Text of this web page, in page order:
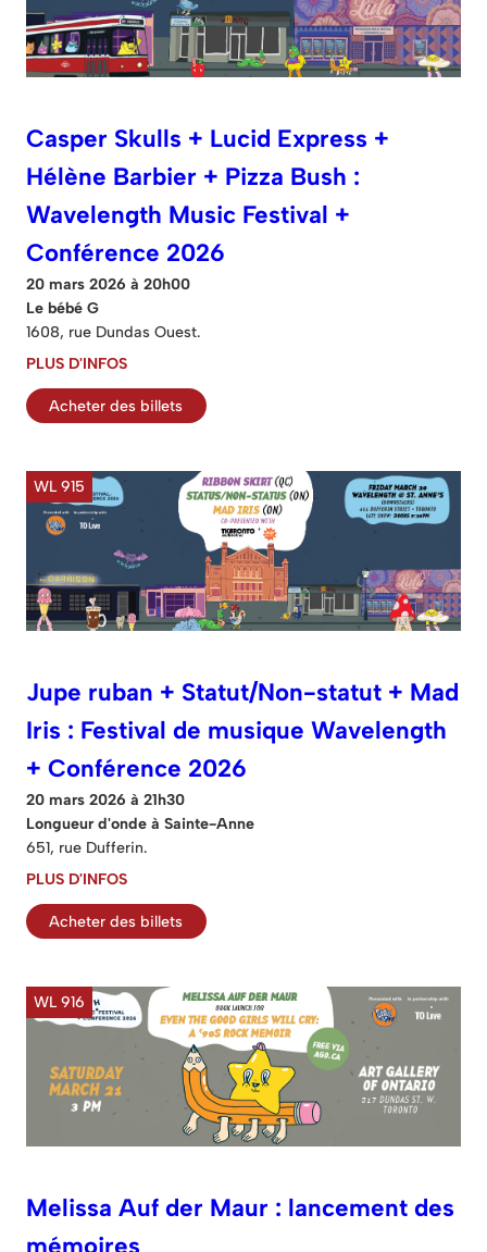
Casper Skulls + Lucid Express +
Hélène Barbier + Pizza Bush :
Wavelength Music Festival +
Conférence 2026
20 mars 2026 à 20h00
Le bébé G
1608, rue Dundas Ouest.
PLUS D'INFOS
Acheter des billets
WL 915
Jupe ruban + Statut/Non-statut + Mad
Iris : Festival de musique Wavelength
+ Conférence 2026
20 mars 2026 à 21h30
Longueur d'onde à Sainte-Anne
651, rue Dufferin.
PLUS D'INFOS
Acheter des billets
WL 916
Melissa Auf der Maur : lancement des